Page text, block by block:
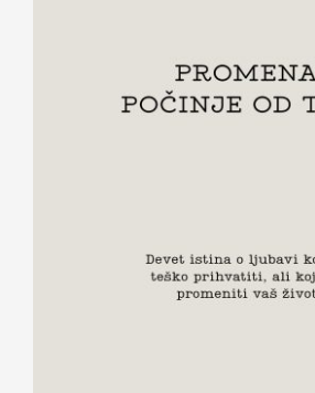
Promena počinje od